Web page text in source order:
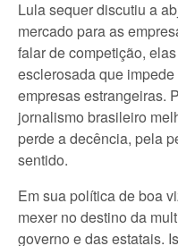
Lula sequer discutiu a
mercado para as
falar de competição,
esclerosada que
empresas estrangeiras.
jornalismo brasileiro
perde a decência, pela
sentido.
Em sua política de boa
mexer no destino da
governo e das estatais.